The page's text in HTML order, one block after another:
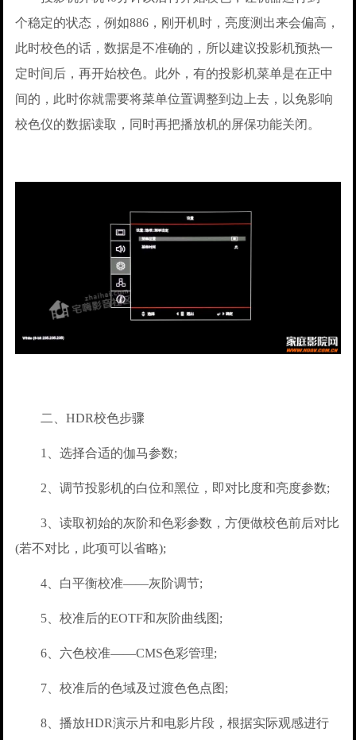
个稳定的状态，例如886，刚开机时，亮度测出来会偏高，
此时校色的话，数据是不准确的，所以建议投影机预热一
定时间后，再开始校色。此外，有的投影机菜单是在正中
间的，此时你就需要将菜单位置调整到边上去，以免影响
校色仪的数据读取，同时再把播放机的屏保功能关闭。
二、HDR校色步骤
1、选择合适的伽马参数;
2、调节投影机的白位和黑位，即对比度和亮度参数;
3、读取初始的灰阶和色彩参数，方便做校色前后对比
(若不对比，此项可以省略);
4、白平衡校准——灰阶调节;
5、校准后的EOTF和灰阶曲线图;
6、六色校准——CMS色彩管理;
7、校准后的色域及过渡色色点图;
8、播放HDR演示片和电影片段，根据实际观感进行